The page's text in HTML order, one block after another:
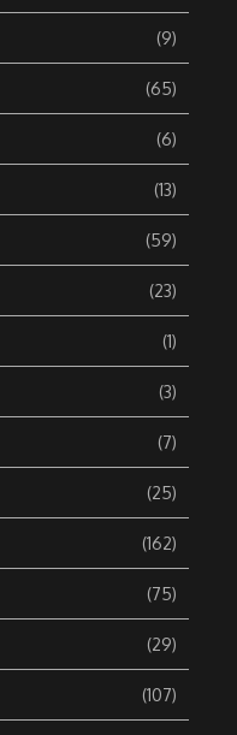
(9)
(65)
(6)
(13)
(59)
(23)
(1)
(3)
(7)
(25)
(162)
(75)
(29)
(107)